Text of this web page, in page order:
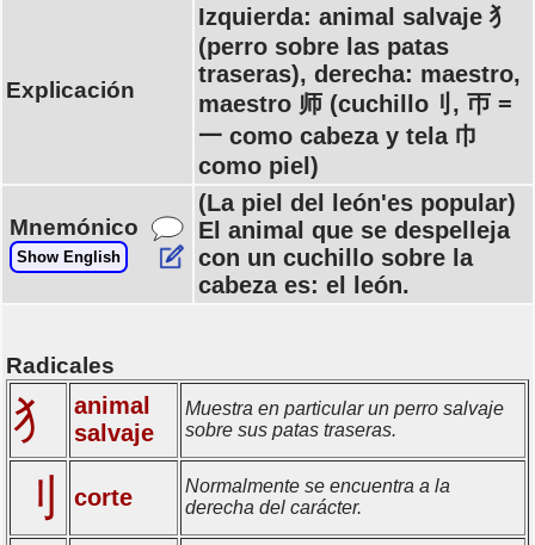
Explicación
Izquierda: animal salvaje 犭
(perro sobre las patas
traseras), derecha: maestro,
maestro 师 (cuchillo刂, 帀 =
一 como cabeza y tela 巾
como piel)
Mnemónico
Show English
(La piel del león'es popular)
El animal que se despelleja
con un cuchillo sobre la
cabeza es: el león.
Radicales
犭
animal
salvaje
Muestra en particular un perro salvaje
sobre sus patas traseras.
刂 corte
Normalmente se encuentra a la
derecha del carácter.